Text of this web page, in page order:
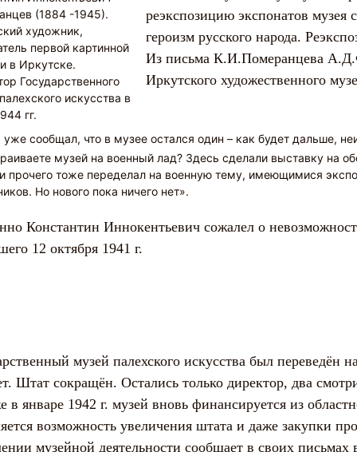
(1884 -1945).
художник,
первой картинной
в Иркутске.
Государственного
искусства в
гг.
реэкспозицию экспонатов музея
героизм русского народа.
Из письма К.И.Померанцева
Иркутского художественного
сообщал, что в музее остался один – как будет дальше,
музей на военный лад? Здесь сделали выставку на
прочего тоже переделал на военную тему, имеющимися
Но нового пока ничего нет».
Константин Иннокентьевич сожалел о
12 октября 1941 г.
музей палехского искусства был переведён
Штат сокращён. Остались только директор, два
в январе 1942 г. музей вновь финансируется из
возможность увеличения штата и даже закупки
музейной деятельности сообщает в своих письмах